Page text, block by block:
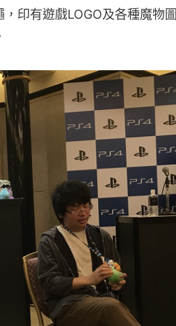
印有遊戲LOGO及各種魔物圖